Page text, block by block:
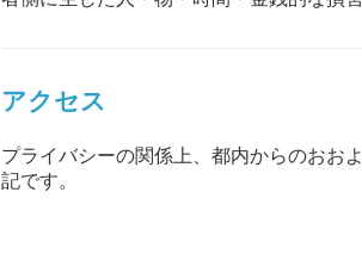
アクセス
プライバシーの関係上、都内からのおお
記です。